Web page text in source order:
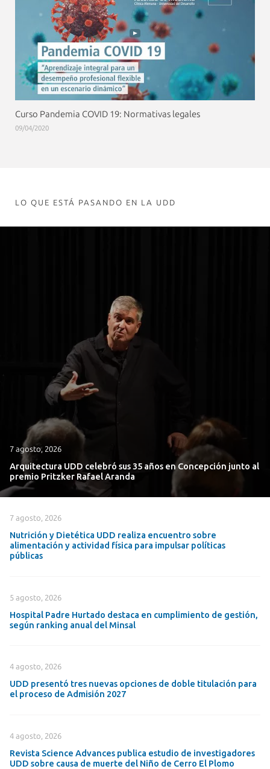
Curso Pandemia COVID 19: Normativas legales
09/04/2020
LO QUE ESTÁ PASANDO EN LA UDD
7 agosto, 2026
Arquitectura UDD celebró sus 35 años en Concepción junto al
premio Pritzker Rafael Aranda
7 agosto, 2026
Nutrición y Dietética UDD realiza encuentro sobre
alimentación y actividad física para impulsar políticas
públicas
5 agosto, 2026
Hospital Padre Hurtado destaca en cumplimiento de gestión,
según ranking anual del Minsal
4 agosto, 2026
UDD presentó tres nuevas opciones de doble titulación para
el proceso de Admisión 2027
4 agosto, 2026
Revista Science Advances publica estudio de investigadores
UDD sobre causa de muerte del Niño de Cerro El Plomo